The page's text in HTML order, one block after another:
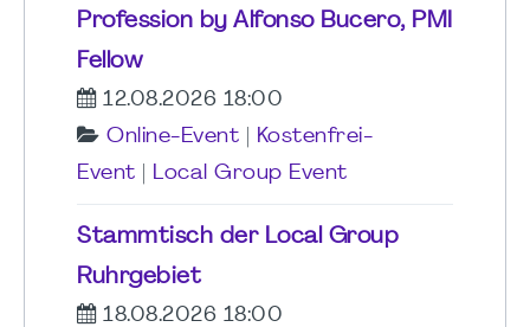
Profession by Alfonso Bucero, PMI
Fellow
12.08.2026 18:00
Online-Event
Kostenfrei-
Event
Local Group Event
Stammtisch der Local Group
Ruhrgebiet
18.08.2026 18:00